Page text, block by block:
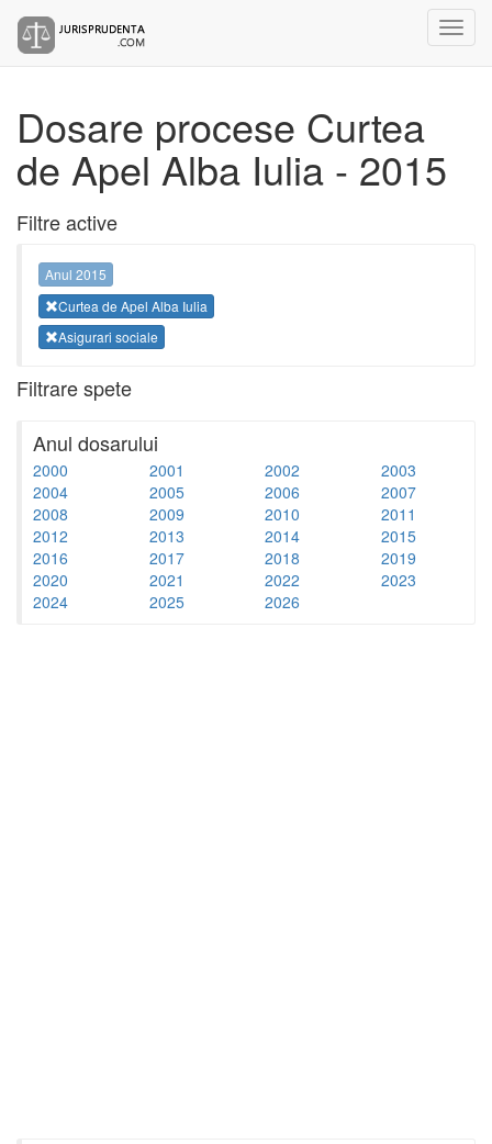
Dosare procese Curtea
de Apel Alba Iulia - 2015
Filtre active
Anul 2015
Curtea de Apel Alba Iulia
Asigurari sociale
Filtrare spete
Anul dosarului
2000 2001 2002
2003
2004
2005 2006
2007
2008
2009 2010
2011
2012
2013 2014
2015
2016
2017 2018
2019
2020
2021 2022
2023
2024
2025 2026